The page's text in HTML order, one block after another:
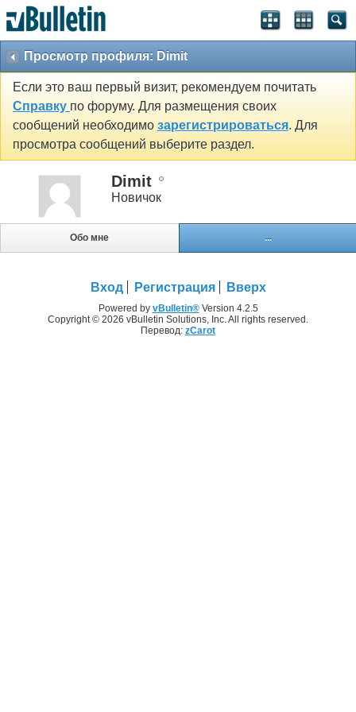
Просмотр профиля: Dimit
Если это ваш первый визит, рекомендуем почитать
Справку по форуму. Для размещения своих
сообщений необходимо зарегистрироваться. Для
просмотра сообщений выберите раздел.
Dimit
Новичок
Обо мне ...
Вход Регистрация Вверх
Powered by vBulletin®Version 4.2.5
Copyright © 2026 vBulletin Solutions, Inc. All rights reserved.
Перевод: zCarot